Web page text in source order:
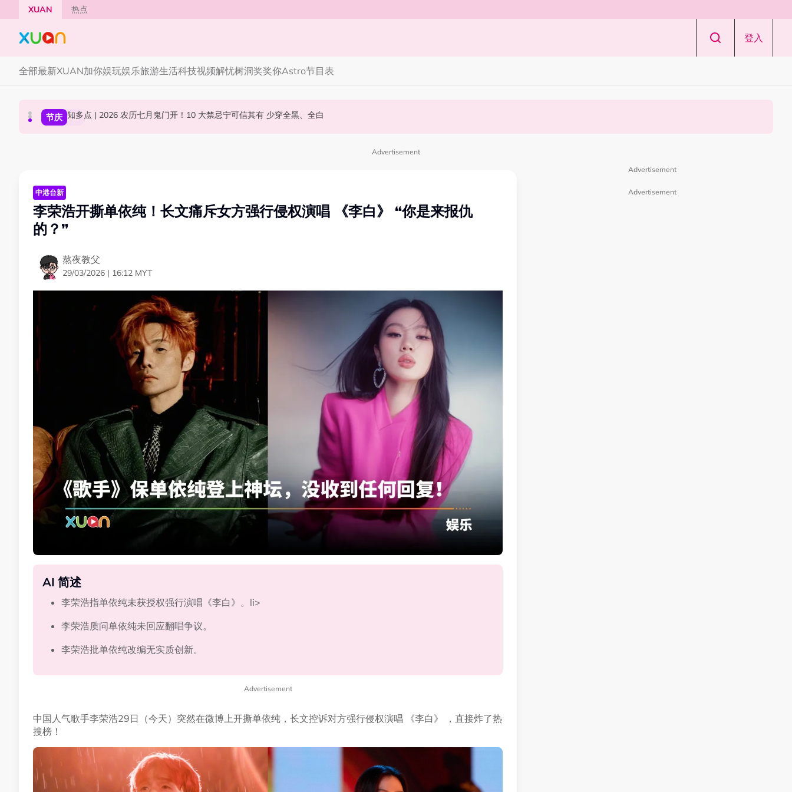
Skip to main content
XUAN 热点
登入
全部最新XUAN加你娱玩娱乐旅游生活科技视频解忧树洞奖奖你Astro节目表
中港台新 Jaclyn Victor现身《歌手2026》现场！遭粉丝野生捕获要求合照！
节庆 知多点 | 2026 农历七月鬼门开！10 大禁忌宁可信其有 少穿全黑、全白
国际星闻 YG大楼遭女粉持高尔夫球杆猛砸！BLACKPINK 10周年最新进展曝光！
Advertisement
中港台新
李荣浩开撕单依纯！长文痛斥女方强行侵权演唱 《李白》 “你是来报仇
的？”
熬夜教父
29/03/2026 | 16:12 MYT
AI 简述
李荣浩指单依纯未获授权强行演唱《李白》。li>
李荣浩质问单依纯未回应翻唱争议。
李荣浩批单依纯改编无实质创新。
Advertisement
中国人气歌手李荣浩29日（今天）突然在微博上开撕单依纯，长文控诉对方强行侵权演唱 《李白》 ，直接炸了热
搜榜！
Advertisement
Advertisement